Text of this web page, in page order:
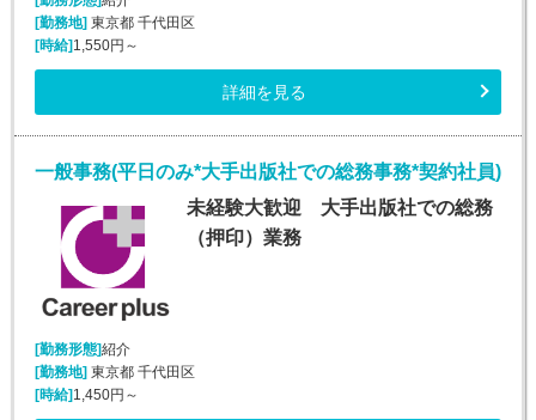
[勤務地]東京都 千代田区
[時給]1,550円～
詳細を見る
一般事務(平日のみ*大手出版社での総務事務*契約社員)
未経験大歓迎 大手出版社での総務
（押印）業務
[勤務形態]紹介
[勤務地]東京都 千代田区
[時給]1,450円～